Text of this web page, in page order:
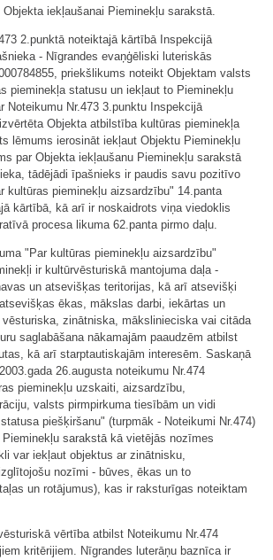
iekļaušanai Pieminekļu sarakstā.
2.punktā noteiktajā kārtībā Inspekcijā
- Nīgrandes evaņģēliski luteriskās
priekšlikums noteikt Objektam valsts
pieminekļa statusu un iekļaut to Pieminekļu
Noteikumu Nr.473 3.punktu Inspekcijā
Objekta atbilstība kultūras pieminekļa
lēmums ierosināt iekļaut Objektu Pieminekļu
par Objekta iekļaušanu Pieminekļu sarakstā
tādējādi īpašnieks ir paudis savu pozitīvo
kultūras pieminekļu aizsardzību" 14.panta
kārtībā, kā arī ir noskaidrots viņa viedoklis
procesa likuma 62.panta pirmo daļu.
"Par kultūras pieminekļu aizsardzību"
ir kultūrvēsturiskā mantojuma daļa -
un atsevišķas teritorijas, kā arī atsevišķi
ēkas, mākslas darbi, iekārtas un
zinātniska, mākslinieciska vai citāda
saglabāšana nākamajām paaudzēm atbilst
kā arī starptautiskajām interesēm. Saskaņā
26.augusta noteikumu Nr.474
pieminekļu uzskaiti, aizsardzību,
valsts pirmpirkuma tiesībām un vidi
piešķiršanu" (turpmāk - Noteikumi Nr.474)
sarakstā kā vietējās nozīmes
var iekļaut objektus ar zinātnisku,
nozīmi - būves, ēkas un to
un rotājumus), kas ir raksturīgas noteiktam
vērtība atbilst Noteikumu Nr.474
kritērijiem. Nīgrandes luterāņu baznīca ir